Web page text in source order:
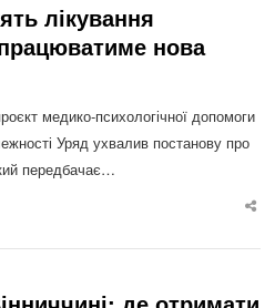
лікування
нова
медико-психологічної допомоги
Уряд ухвалив постанову про
передбачає…